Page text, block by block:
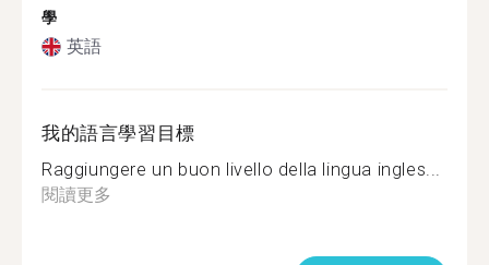
學
英語
我的語言學習目標
Raggiungere un buon livello della lingua ingles...
閱讀更多